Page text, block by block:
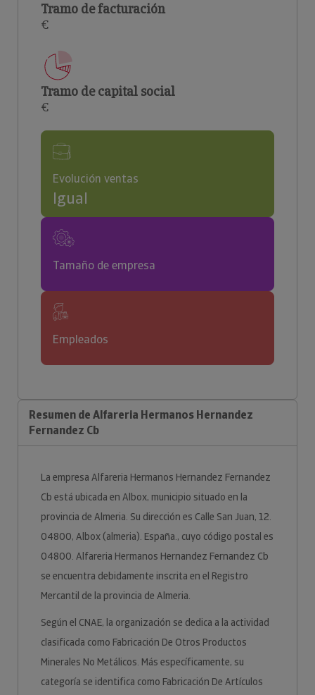
Tramo de facturación
€
Tramo de capital social
€
Evolución ventas
Igual
Tamaño de empresa
Empleados
Resumen de Alfareria Hermanos Hernandez
Fernandez Cb
La empresa Alfareria Hermanos Hernandez Fernandez
Cb está ubicada en Albox, municipio situado en la
provincia de Almeria. Su dirección es Calle San Juan, 12.
04800, Albox (almeria). España., cuyo código postal es
04800. Alfareria Hermanos Hernandez Fernandez Cb
se encuentra debidamente inscrita en el Registro
Mercantil de la provincia de Almeria.
Según el CNAE, la organización se dedica a la actividad
clasificada como Fabricación De Otros Productos
Minerales No Metálicos. Más específicamente, su
categoría se identifica como Fabricación De Artículos